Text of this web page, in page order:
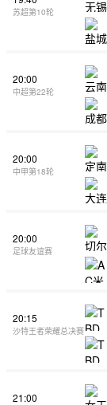
苏超第10轮
20:00
中超第22轮
20:00
中甲第18轮
20:00
足球友谊赛
20:15
沙特王者荣耀总决赛
21:00